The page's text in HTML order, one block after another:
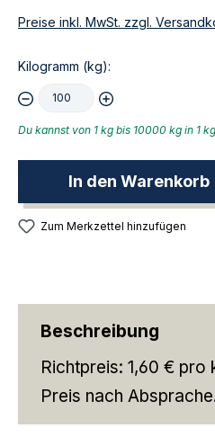
Preise inkl. MwSt. zzgl.
Kilogramm (kg):
Du kannst von 1 kg bis 10000 kg in 1
In den Warenkorb
Zum Merkzettel hinzufügen
Beschreibung
Richtpreis: 1,60 € pro
Preis nach